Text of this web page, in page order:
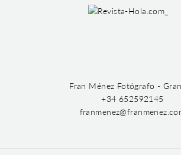
Fran Ménez Fotógrafo -
+34 652592145